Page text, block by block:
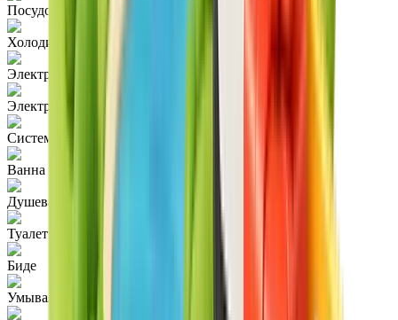
Посудомоечная машина
Холодильник
Электронные замки
Электронный сейф
Система безопасности
Ванна
Душевая кабина
Туалет
Биде
Умывальник